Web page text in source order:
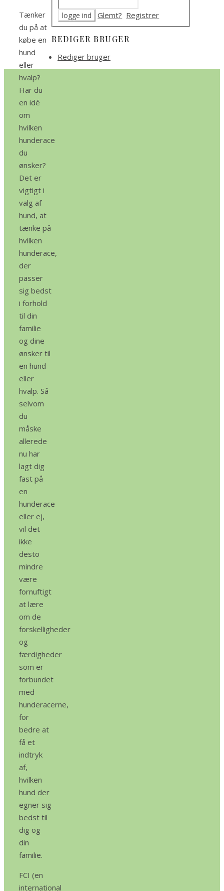
Tænker
du på at
købe en
hund
eller
hvalp?
Har du
en idé
om
hvilken
hunderace
du
ønsker?
Det er
vigtigt i
valg af
hund, at
tænke på
hvilken
hunderace,
der
passer
sig bedst
i forhold
til din
familie
og dine
ønsker til
en hund
eller
hvalp. Så
selvom
du
måske
allerede
nu har
lagt dig
fast på
en
hunderace
eller ej,
vil det
ikke
desto
mindre
være
fornuftigt
at lære
om de
forskelligheder
og
færdigheder
som er
forbundet
med
hunderacerne,
for
bedre at
få et
indtryk
af,
hvilken
hund der
egner sig
bedst til
dig og
din
familie.
FCI (en
international
Glemt? Registrer
REDIGER BRUGER
Rediger bruger